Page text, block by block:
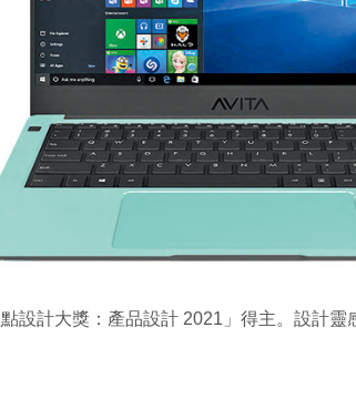
設計大獎：產品設計 2021」得主。設計